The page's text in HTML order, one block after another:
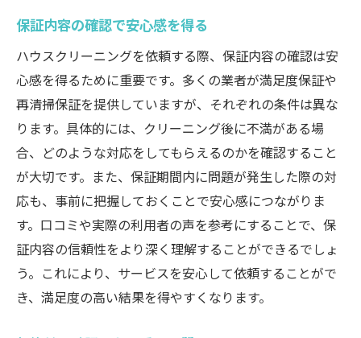
保証内容の確認で安心感を得る
ハウスクリーニングを依頼する際、保証内容の確認は安
心感を得るために重要です。多くの業者が満足度保証や
再清掃保証を提供していますが、それぞれの条件は異な
ります。具体的には、クリーニング後に不満がある場
合、どのような対応をしてもらえるのかを確認すること
が大切です。また、保証期間内に問題が発生した際の対
応も、事前に把握しておくことで安心感につながりま
す。口コミや実際の利用者の声を参考にすることで、保
証内容の信頼性をより深く理解することができるでしょ
う。これにより、サービスを安心して依頼することがで
き、満足度の高い結果を得やすくなります。